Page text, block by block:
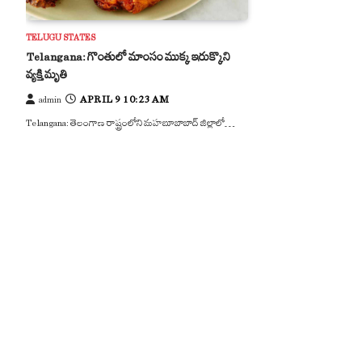
TELUGU STATES
Telangana: గొంతులో మాంసం ముక్క ఇరుక్కొని
వ్యక్తి మృతి
admin APRIL 9 10:23 AM
Telangana: తెలంగాణ రాష్ట్రంలోని మహబూబాబాద్ జిల్లాలో…